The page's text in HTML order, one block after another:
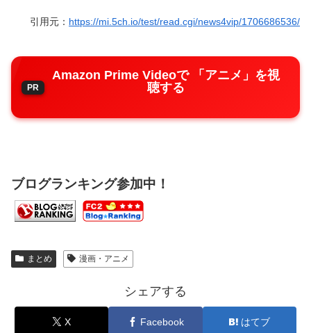
引用元： https://mi.5ch.io/test/read.cgi/news4vip/1706686536/
Amazon Prime Videoで 「アニメ」を視
聴する
ブログランキング参加中！
まとめ 漫画・アニメ
シェアする
X Facebook はてブ